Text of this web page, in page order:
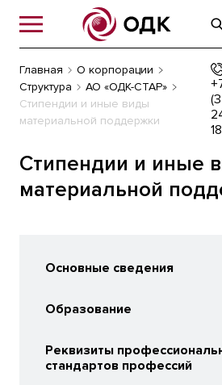
Главная
О корпорации
Структура
АО «ОДК-СТАР»
Стипендии и иные виды
материальной поддержки
Стипендии и иные
материальной
Основные сведения
Образование
Реквизиты
стандартов профессий